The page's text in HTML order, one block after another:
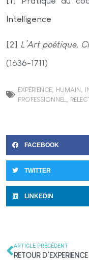
Intelligence
[2] L’Art poétique,
(1636-1711)
EXPÉRIENCE HUMAIN
PROFESSIONNEL
FACEBOOK
TWITTER
LINKEDIN
ARTICLE PRÉCÉDENT